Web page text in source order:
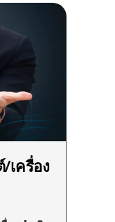
/เครื่อง